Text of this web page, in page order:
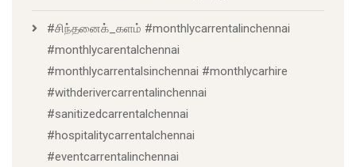
#சிந்தனைக்_களம் #monthlycarrentalinchennai
#monthlycarentalchennai
#monthlycarrentalsinchennai #monthlycarhire
#withderivercarrentalinchennai
#sanitizedcarrentalchennai
#hospitalitycarrentalchennai
#eventcarrentalinchennai